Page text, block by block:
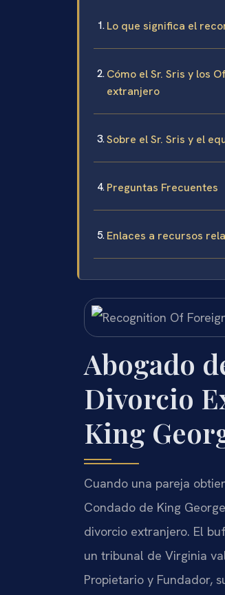
Lo que significa el
Cómo el Sr. Sris y los
extranjero
Sobre el Sr. Sris y el
Preguntas Frecuentes
Enlaces a recursos
Abogado
Divorcio
King
Cuando una pareja
Condado de King
divorcio extranjero. El
un tribunal de Virginia
Propietario y Fundador,